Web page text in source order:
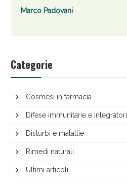
Categorie
Cosmesi in farmacia
Difese immunitarie e integratori
Disturbi e malattie
Rimedi naturali
Ultimi articoli
Marco Padovani